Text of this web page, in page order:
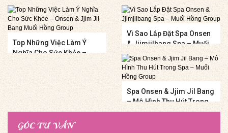
Và Quốc Tế Lao Động 1/5
Top Những Việc Làm Ý
Nghĩa Cho Sức Khỏe –
Onsen & Jjim Jil Bang
Muối Hồng Group
Vì Sao Lắp Đặt Spa Onsen
& Jjimjilbang Spa – Muối
Hồng Group
Spa Onsen & Jjim Jil Bang
– Mô Hình Thu Hút Trong
Spa – Muối Hồng Group
GÓC TƯ VẤN